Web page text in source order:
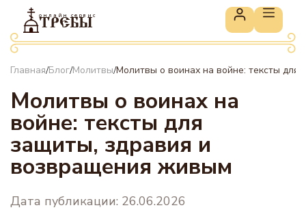
онлайн сервис
ТРЕБЫ
Главная/Блог/Молитвы/Молитвы о воинах на войне: тексты
Молитвы о воинах на
войне: тексты для
защиты, здравия и
возвращения живым
Дата публикации: 26.06.2026